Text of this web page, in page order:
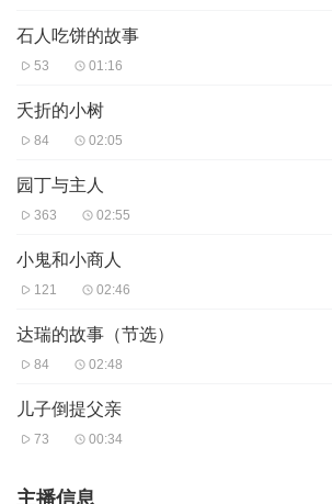
瓢盆摆放在自己的面前，叫卖起来。谁知一个
然骑马打这儿急驰而过。那匹马冲进她的货摊
说：“你什么活儿也干不了。我只好跑到咱们国
了一个帮厨女佣的活儿。人家答应先试用一段
里可以白吃饭。”
这样一来，公主就变成了帮厨女佣。她在衣服
口袋放了一只带盖得罐子。每天，她把残羹剩
中糊口。
一天，王宫里举行盛大的舞会。这个可怜的女
偷偷地朝里观望。她目睹着眼前令人眼花缭乱
自己悲惨的命运，对自己以前的傲慢无礼感到
残渣剩菜，她便装进罐子里，准备带回家去。
国王发现了这个可怜的女佣，他走过去，一把
画眉嘴国王，她不禁吓得浑身发抖。结果，她
来，残渣剩菜洒得到处都是。人们哄堂大笑起
个人。我很爱你，才乔装打扮成叫花子把你娶
石人吃饼的故事
53 01:16
夭折的小树
84 02:05
园丁与主人
363 02:55
小鬼和小商人
121 02:46
达瑞的故事（节选）
84 02:48
儿子倒提父亲
73 00:34
主播信息